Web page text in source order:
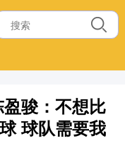
骏：不想比
球队需要我